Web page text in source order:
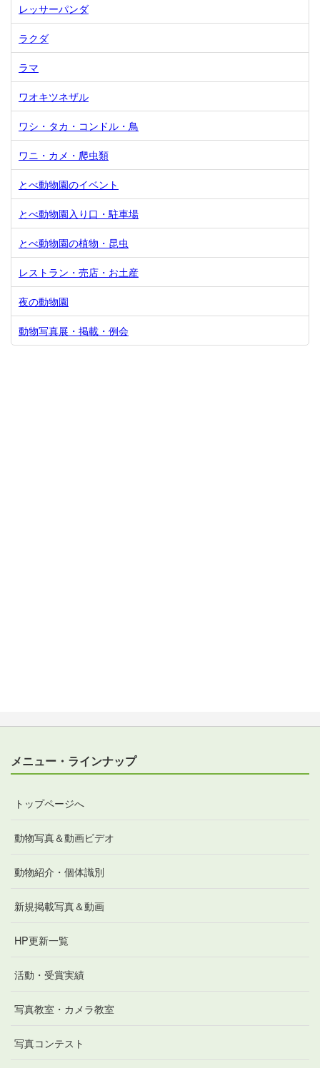
レッサーパンダ
ラクダ
ラマ
ワオキツネザル
ワシ・タカ・コンドル・鳥
ワニ・カメ・爬虫類
とべ動物園のイベント
とべ動物園入り口・駐車場
とべ動物園の植物・昆虫
レストラン・売店・お土産
夜の動物園
動物写真展・掲載・例会
メニュー・ラインナップ
トップページへ
動物写真＆動画ビデオ
動物紹介・個体識別
新規掲載写真＆動画
HP更新一覧
活動・受賞実績
写真教室・カメラ教室
写真コンテスト